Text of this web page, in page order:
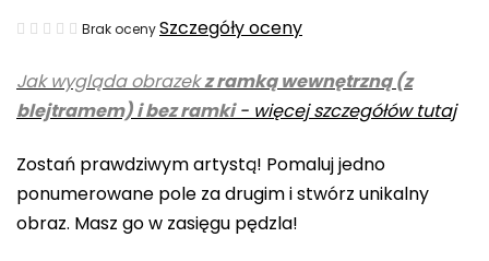
Jak wygląda obrazekz ramką wewnętrzną (z
blejtramem) i bez ramki- więcej szczegółów tutaj
Zostań prawdziwym artystą! Pomaluj jedno
ponumerowane pole za drugim i stwórz unikalny
obraz. Masz go w zasięgu pędzla!
Średnia
produktu
wynosi
na
5
gwiazdek.
Brak ocenySzczegóły oceny